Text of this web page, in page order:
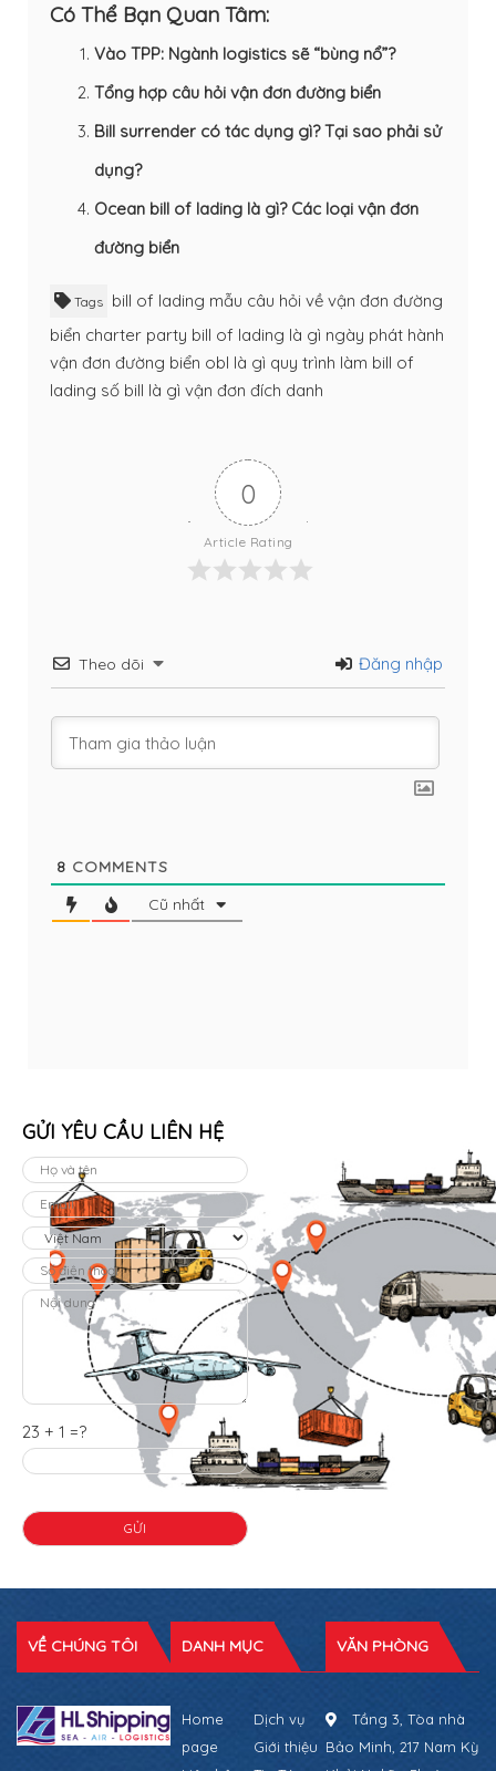
Có Thể Bạn Quan Tâm:
Vào TPP: Ngành logistics sẽ “bùng nổ”?
Tổng hợp câu hỏi vận đơn đường biển
Bill surrender có tác dụng gì? Tại sao phải sử
dụng?
Ocean bill of lading là gì? Các loại vận đơn
đường biển
Tags bill of lading mẫu câu hỏi về vận đơn đường
biển charter party bill of lading là gì ngày phát hành
vận đơn đường biển obl là gì quy trình làm bill of
lading số bill là gì vận đơn đích danh
0
Article Rating
Theo dõi Đăng nhập
8 COMMENTS
Cũ nhất
GỬI YÊU CẦU LIÊN HỆ
23 + 1 =?
VỀ CHÚNG TÔI DANH MỤC
Home
page
Dịch vụ
Giới thiệu
VĂN PHÒNG
Tầng 3, Tòa nhà
Bảo Minh, 217 Nam Kỳ